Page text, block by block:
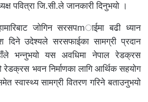
पवित्रा जि.सी.ले जानकारी दिनुभयो ।
जोगिन सरसपmाईमा बढी ध्यान
दिने उदेश्यले सरसफाईका सामग्री प्रदान
भन्नुभयो यस अवधिमा नेपाल रेडक्रस
भवन निर्माणका लागि आर्थिक सहयोग
स्वास्थ्य सामग्री वितरण गरिने बताउनुभयो